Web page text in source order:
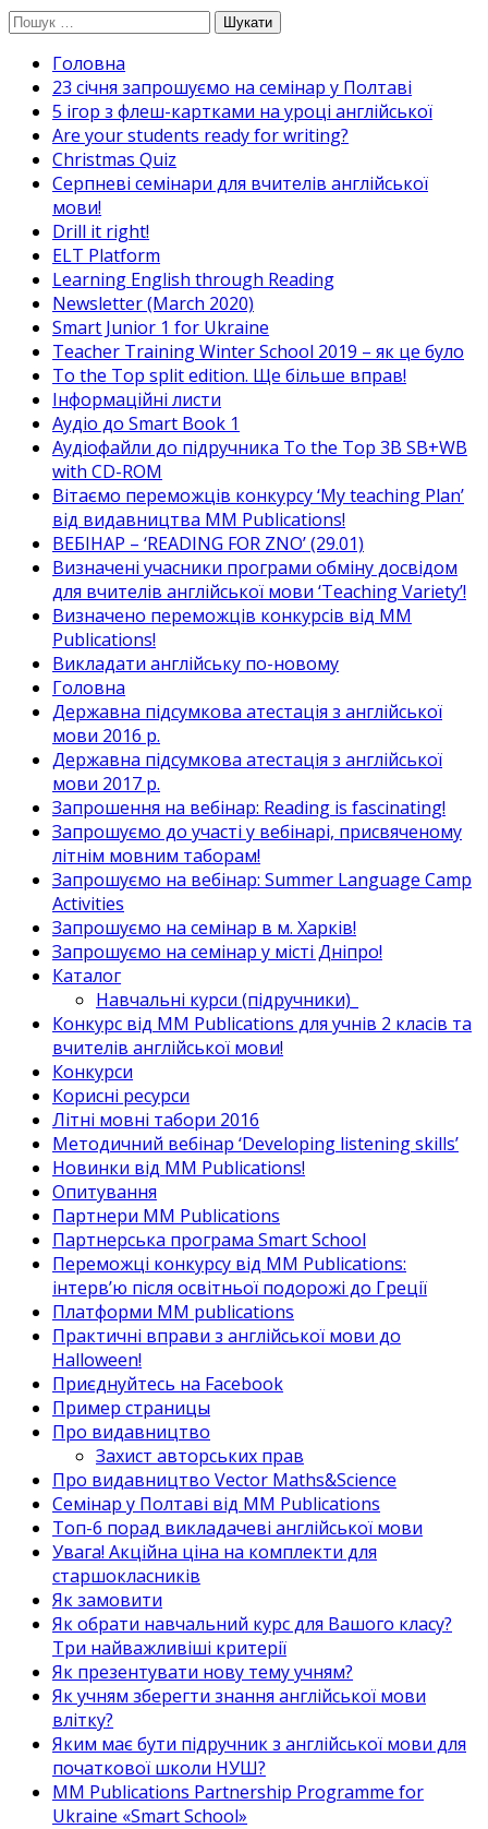
Перейти
вмісту
Пошук:
Головна
23 січня запрошуємо на семінар у Полтаві
5 ігор з флеш-картками на уроці англійської
Are your students ready for writing?
Christmas Quiz
Cерпневі семінари для вчителів англійської
мови!
Drill it right!
ELT Platform
Learning English through Reading
Newsletter (March 2020)
Smart Junior 1 for Ukraine
Teacher Training Winter School 2019 – як це було
To the Top split edition. Ще більше вправ!
Інформаційні листи
Аудіо до Smart Book 1
Аудіофайли до підручника To the Top 3B SB+WB
with CD-ROM
Вітаємо переможців конкурсу ‘My teaching Plan’
від видавництва MM Publications!
ВЕБІНАР – ‘READING FOR ZNO’ (29.01)
Визначені учасники програми обміну досвідом
для вчителів англійської мови ‘Teaching Variety’!
Визначено переможців конкурсів від MM
Publications!
Викладати англійську по-новому
Головна
Державна підсумкова атестація з англійської
мови 2016 р.
Державна підсумкова атестація з англійської
мови 2017 р.
Запрошення на вебінар: Reading is fascinating!
Запрошуємо до участі у вебінарі, присвяченому
літнім мовним таборам!
Запрошуємо на вебінар: Summer Language Camp
Activities
Запрошуємо на семінар в м. Харків!
Запрошуємо на семінар у місті Дніпро!
Каталог
Навчальні курси (підручники)_
Конкурс від MM Publications для учнів 2 класів та
вчителів англійської мови!
Конкурси
Корисні ресурси
Літні мовні табори 2016
Методичний вебінар ‘Developing listening skills’
Новинки від MM Publications!
Опитування
Партнери MM Publications
Партнерська програма Smart School
Переможці конкурсу від MM Publications:
інтерв’ю після освітньої подорожі до Греції
Платформи MM publications
Практичні вправи з англійської мови до
Halloween!
Приєднуйтесь на Facebook
Пример страницы
Про видавництво
Захист авторських прав
Про видавництво Vector Maths&Science
Семінар у Полтаві від MM Publications
Топ-6 порад викладачеві англійської мови
Увага! Акційна ціна на комплекти для
старшокласників
Як замовити
Як обрати навчальний курс для Вашого класу?
Три найважливіші критерії
Як презентувати нову тему учням?
Як учням зберегти знання англійської мови
влітку?
Яким має бути підручник з англійської мови для
початкової школи НУШ?
MM Publications Partnership Programme for
Ukraine «Smart School»